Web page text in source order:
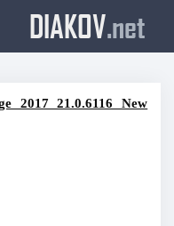
DIAKOV.net
2017 21.0.6116 New